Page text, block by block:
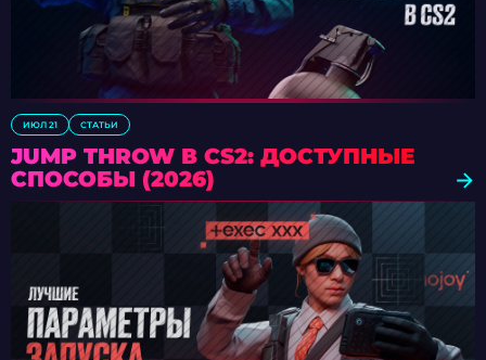
ИЮЛ 21 СТАТЬИ
JUMP THROW В CS2: ДОСТУПНЫЕ
СПОСОБЫ (2026)